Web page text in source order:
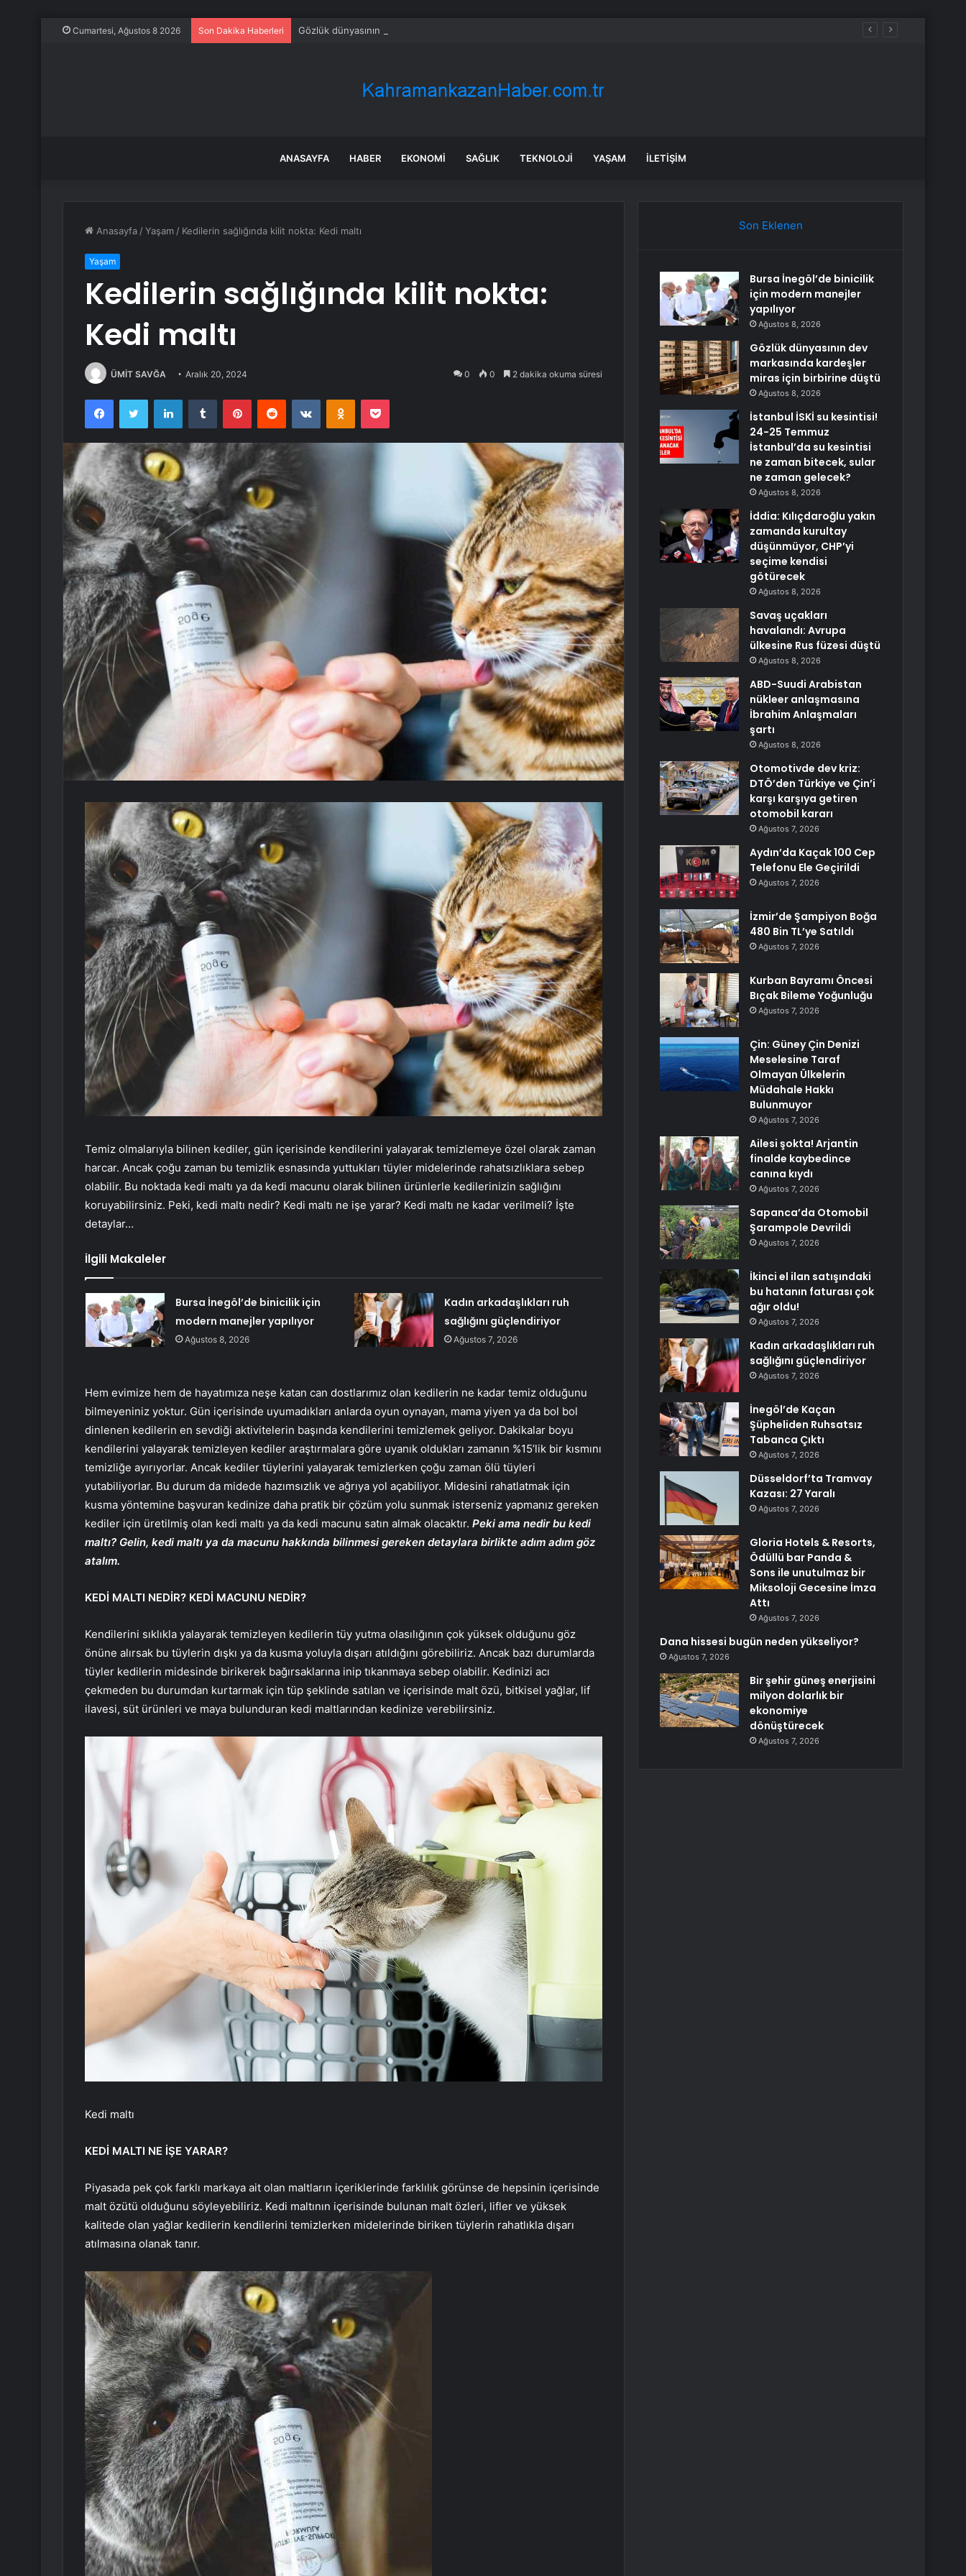
Cumartesi, Ağustos 8 2026 Son Dakika Haberleri Gözlük dünyasının dev markasında kardeşler miras için birbirine düştü
ANASAYFA HABER EKONOMI SAĞLIK TEKNOLOJI YAŞAM İLETIŞIM
Anasayfa /Yaşam / Kedilerin sağlığında kilit nokta: Kedi maltı
Yaşam
Kedilerin sağlığında kilit nokta:
Kedi maltı
ÜMİT SAVĞA Aralık 20, 2024 0 0 2 dakika okuma süresi
FacebookTwitter LinkedInTumblr PinterestReddit VKontakteOdnoklassniki
Pocket
Temiz olmalarıyla bilinen kediler, gün içerisinde kendilerini yalayarak temizlemeye özel olarak zaman
harcar. Ancak çoğu zaman bu temizlik esnasında yuttukları tüyler midelerinde rahatsızlıklara sebep
olabilir. Bu noktada kedi maltı ya da kedi macunu olarak bilinen ürünlerle kedilerinizin sağlığını
koruyabilirsiniz. Peki, kedi maltı nedir? Kedi maltı ne işe yarar? Kedi maltı ne kadar verilmeli? İşte
detaylar…
İlgili Makaleler
Bursa İnegöl’de binicilik için
modern manejler yapılıyor
Ağustos 8, 2026
Kadın arkadaşlıkları ruh
sağlığını güçlendiriyor
Ağustos 7, 2026
Hem evimize hem de hayatımıza neşe katan can dostlarımız olan kedilerin ne kadar temiz olduğunu
bilmeyeniniz yoktur. Gün içerisinde uyumadıkları anlarda oyun oynayan, mama yiyen ya da bol bol
dinlenen kedilerin en sevdiği aktivitelerin başında kendilerini temizlemek geliyor. Dakikalar boyu
kendilerini yalayarak temizleyen kediler araştırmalara göre uyanık oldukları zamanın %15’lik bir kısmını
temizliğe ayırıyorlar. Ancak kediler tüylerini yalayarak temizlerken çoğu zaman ölü tüyleri
yutabiliyorlar. Bu durum da midede hazımsızlık ve ağrıya yol açabiliyor. Midesini rahatlatmak için
kusma yöntemine başvuran kedinize daha pratik bir çözüm yolu sunmak isterseniz yapmanız gereken
kediler için üretilmiş olan kedi maltı ya da kedi macunu satın almak olacaktır. Peki ama nedir bu kedi
maltı? Gelin, kedi maltı ya da macunu hakkında bilinmesi gereken detaylara birlikte adım adım göz
atalım.
KEDİ MALTI NEDİR? KEDİ MACUNU NEDİR?
Kendilerini sıklıkla yalayarak temizleyen kedilerin tüy yutma olasılığının çok yüksek olduğunu göz
önüne alırsak bu tüylerin dışkı ya da kusma yoluyla dışarı atıldığını görebiliriz. Ancak bazı durumlarda
tüyler kedilerin midesinde birikerek bağırsaklarına inip tıkanmaya sebep olabilir. Kedinizi acı
çekmeden bu durumdan kurtarmak için tüp şeklinde satılan ve içerisinde malt özü, bitkisel yağlar, lif
ilavesi, süt ürünleri ve maya bulunduran kedi maltlarından kedinize verebilirsiniz.
Kedi maltı
KEDİ MALTI NE İŞE YARAR?
Piyasada pek çok farklı markaya ait olan maltların içeriklerinde farklılık görünse de hepsinin içerisinde
malt özütü olduğunu söyleyebiliriz. Kedi maltının içerisinde bulunan malt özleri, lifler ve yüksek
kalitede olan yağlar kedilerin kendilerini temizlerken midelerinde biriken tüylerin rahatlıkla dışarı
atılmasına olanak tanır.
Son Eklenen
Bursa İnegöl’de binicilik
için modern manejler
yapılıyor
Ağustos 8, 2026
Gözlük dünyasının dev
markasında kardeşler
miras için birbirine düştü
Ağustos 8, 2026
İstanbul İSKİ su kesintisi!
24-25 Temmuz
İstanbul’da su kesintisi
ne zaman bitecek, sular
ne zaman gelecek?
Ağustos 8, 2026
İddia: Kılıçdaroğlu yakın
zamanda kurultay
düşünmüyor, CHP’yi
seçime kendisi
götürecek
Ağustos 8, 2026
Savaş uçakları
havalandı: Avrupa
ülkesine Rus füzesi düştü
Ağustos 8, 2026
ABD-Suudi Arabistan
nükleer anlaşmasına
İbrahim Anlaşmaları
şartı
Ağustos 8, 2026
Otomotivde dev kriz:
DTÖ’den Türkiye ve Çin’i
karşı karşıya getiren
otomobil kararı
Ağustos 7, 2026
Aydın’da Kaçak 100 Cep
Telefonu Ele Geçirildi
Ağustos 7, 2026
İzmir’de Şampiyon Boğa
480 Bin TL’ye Satıldı
Ağustos 7, 2026
Kurban Bayramı Öncesi
Bıçak Bileme Yoğunluğu
Ağustos 7, 2026
Çin: Güney Çin Denizi
Meselesine Taraf
Olmayan Ülkelerin
Müdahale Hakkı
Bulunmuyor
Ağustos 7, 2026
Ailesi şokta! Arjantin
finalde kaybedince
canına kıydı
Ağustos 7, 2026
Sapanca’da Otomobil
Şarampole Devrildi
Ağustos 7, 2026
İkinci el ilan satışındaki
bu hatanın faturası çok
ağır oldu!
Ağustos 7, 2026
Kadın arkadaşlıkları ruh
sağlığını güçlendiriyor
Ağustos 7, 2026
İnegöl’de Kaçan
Şüpheliden Ruhsatsız
Tabanca Çıktı
Ağustos 7, 2026
Düsseldorf’ta Tramvay
Kazası: 27 Yaralı
Ağustos 7, 2026
Gloria Hotels & Resorts,
Ödüllü bar Panda &
Sons ile unutulmaz bir
Miksoloji Gecesine İmza
Attı
Ağustos 7, 2026
Dana hissesi bugün neden yükseliyor?
Ağustos 7, 2026
Bir şehir güneş enerjisini
milyon dolarlık bir
ekonomiye
dönüştürecek
Ağustos 7, 2026